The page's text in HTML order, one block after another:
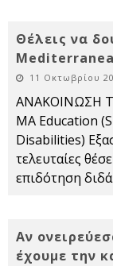
Θέλεις να
11 Οκτωβρίου
ΑΝΑΚΟΙΝΩΣΗ
MA Education
Disabilities)
τελευταίες
επιδότηση
Αν
έχουμε την